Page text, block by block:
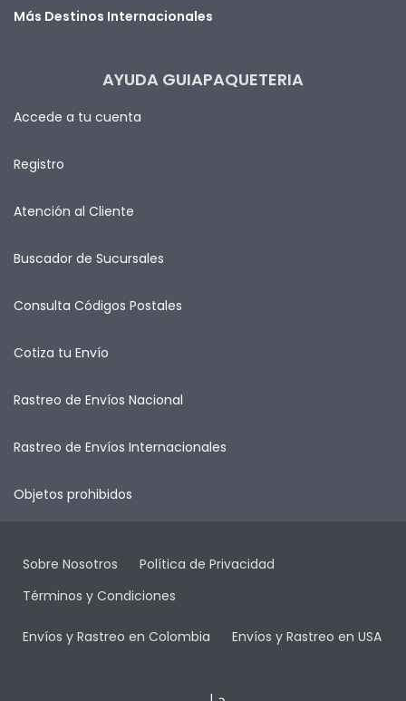
Más Destinos Internacionales
AYUDA GUIAPAQUETERIA
Accede a tu cuenta
Registro
Atención al Cliente
Buscador de Sucursales
Consulta Códigos Postales
Cotiza tu Envío
Rastreo de Envíos Nacional
Rastreo de Envíos Internacionales
Objetos prohibidos
Sobre Nosotros
Política de Privacidad
Términos y Condiciones
Envíos y Rastreo en Colombia Envíos y Rastreo en USA